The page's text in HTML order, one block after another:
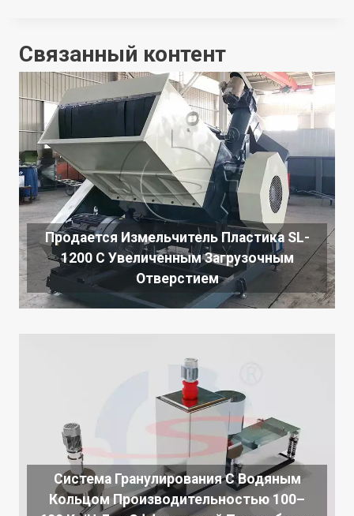
Связанный контент
Продается Измельчитель Пластика SL-
1200 С Увеличенным Загрузочным
Отверстием
Система Гранулирования С Водяным
Кольцом Производительностью 100–